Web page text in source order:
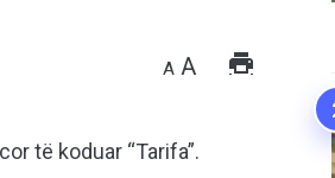
A A
të koduar “Tarifa”.